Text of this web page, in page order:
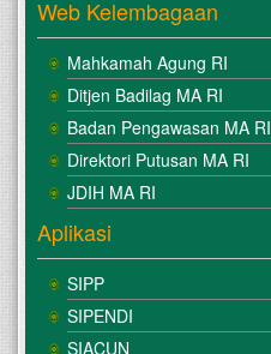
Web Kelembagaan
Mahkamah Agung RI
Ditjen Badilag MA RI
Badan Pengawasan MA RI
Direktori Putusan MA RI
JDIH MA RI
Aplikasi
SIPP
SIPENDI
SIACUN